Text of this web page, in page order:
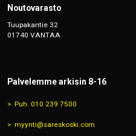
Noutovarasto
Tuupakantie 32
01740 VANTAA
Palvelemme arkisin 8-16
Puh. 010 239 7500
myynti@sareskoski.com